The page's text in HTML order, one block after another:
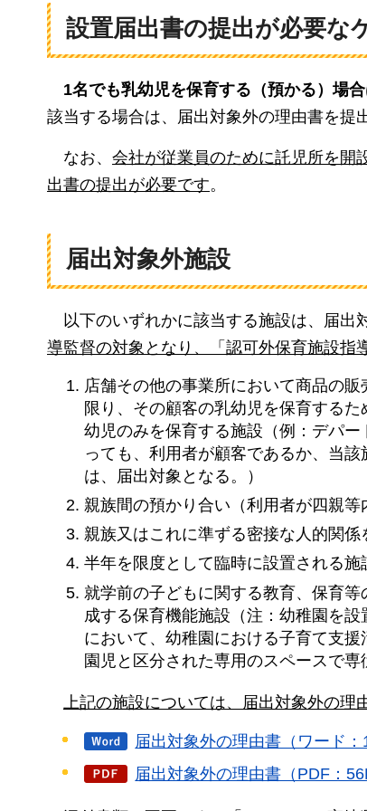
設置届出書の提出が必要な
1名でも乳幼児を保育する（預かる）場
該当する場合は、届出対象外の理由書を提
なお、 会社が従業員のために託児所を開
出書の提出が必要です。
届出対象外施設
以下のいずれかに該当する施設は、届出
導監督の対象となり、「認可外保育施設指
店舗その他の事業所において商品の
限り、その顧客の乳幼児を保育する
幼児のみを保育する施設（例：デパ
っても、利用者が顧客であるか、当
は、届出対象となる。）
親族間の預かり合い（利用者が四親等
親族又はこれに準ずる密接な人的関係
半年を限度として臨時に設置される施
就学前の子どもに関する教育、保育
成する保育機能施設（注：幼稚園を
において、幼稚園における子育て支
園児と区分された専用のスペースで
上記の施設については、届出対象外の
届出対象外の理由書（ワード：
届出対象外の理由書（PDF：